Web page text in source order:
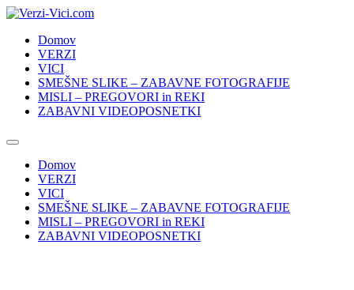
Skip
contentDomov
VERZI
VICI
SMEŠNE SLIKE – ZABAVNE FOTOGRAFIJE
MISLI – PREGOVORI in REKI
ZABAVNI VIDEOPOSNETKI
Domov
VERZI
VICI
SMEŠNE SLIKE – ZABAVNE FOTOGRAFIJE
MISLI – PREGOVORI in REKI
ZABAVNI VIDEOPOSNETKI